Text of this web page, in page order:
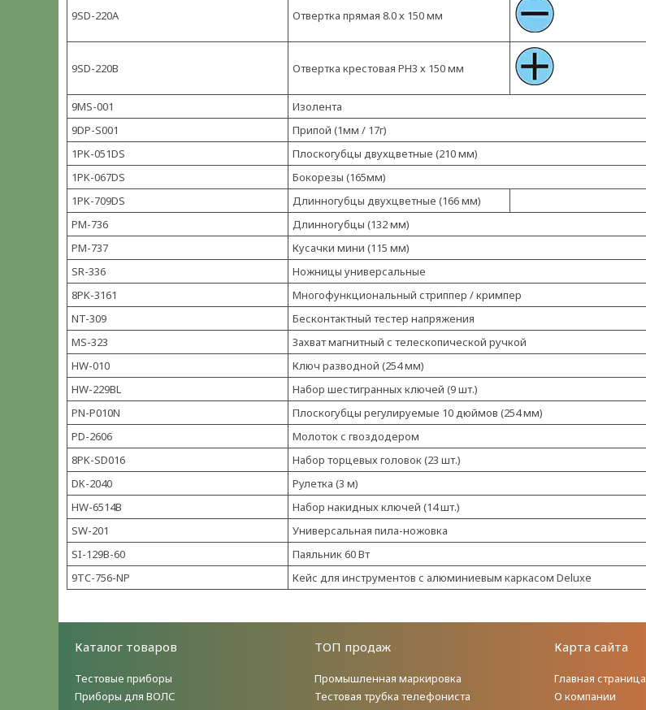
9SD-220A Отвертка прямая 8.0 х 150 мм
9SD-220B Отвертка крестовая PH3 х 150 мм
9MS-001
Изолента
9DP-S001
Припой (1мм / 17г)
1PK-051DS
Плоскогубцы двухцветные (210 мм)
1PK-067DS
Бокорезы (165мм)
1PK-709DS
Длинногубцы двухцветные (166 мм)
PM-736
Длинногубцы (132 мм)
PM-737
Кусачки мини (115 мм)
SR-336
Ножницы универсальные
8PK-3161
Многофункциональный стриппер / кримпер
NT-309
Бесконтактный тестер напряжения
MS-323
Захват магнитный с телескопической ручкой
HW-010
Ключ разводной (254 мм)
HW-229BL
Набор шестигранных ключей (9 шт.)
PN-P010N
Плоскогубцы регулируемые 10 дюймов (254 мм)
PD-2606
Молоток с гвоздодером
8PK-SD016
Набор торцевых головок (23 шт.)
DK-2040
Рулетка (3 м)
HW-6514B
Набор накидных ключей (14 шт.)
SW-201
Универсальная пила-ножовка
SI-129B-60
Паяльник 60 Вт
9TC-756-NP
Кейс для инструментов с алюминиевым каркасом Deluxe
Каталог товаров
Тестовые приборы
Приборы для ВОЛС
ТОП продаж
Промышленная маркировка
Тестовая трубка телефониста
Карта сайта
Главная страница
О компании